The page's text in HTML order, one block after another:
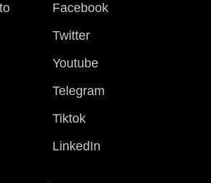
Facebook
Twitter
Youtube
Telegram
Tiktok
LinkedIn